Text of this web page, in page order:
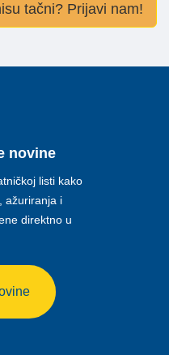
tačni? Prijavi nam!
novine
listi kako
ažuriranja i
direktno u